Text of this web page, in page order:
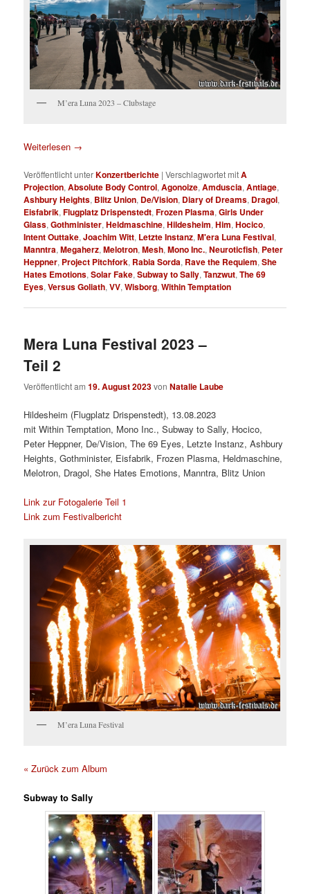
M’era Luna 2023 – Clubstage
Weiterlesen →
Veröffentlicht unterKonzertberichte |Verschlagwortet mitA
Projection,Absolute Body Control,Agonoize,Amduscia,Antiage,
Ashbury Heights, Blitz Union, De/Vision, Diary of Dreams, Dragol,
Eisfabrik,Flugplatz Drispenstedt,Frozen Plasma,Girls Under
Glass,Gothminister,Heldmaschine,Hildesheim,Him,Hocico,
Intent Outtake,Joachim Witt, Letzte Instanz,M'era Luna Festival,
Manntra,Megaherz,Melotron,Mesh,Mono Inc.,Neuroticfish, Peter
Heppner, Project Pitchfork, Rabia Sorda, Rave the Requiem,She
Hates Emotions,Solar Fake,Subway to Sally,Tanzwut,The 69
Eyes,Versus Goliath,VV,Wisborg,Within Temptation
Mera Luna Festival 2023 –
Teil 2
Veröffentlicht am19. August 2023vonNatalie Laube
Hildesheim (Flugplatz Drispenstedt), 13.08.2023
mit Within Temptation, Mono Inc., Subway to Sally, Hocico,
Peter Heppner, De/Vision, The 69 Eyes, Letzte Instanz, Ashbury
Heights, Gothminister, Eisfabrik, Frozen Plasma, Heldmaschine,
Melotron, Dragol, She Hates Emotions, Manntra, Blitz Union
Link zur Fotogalerie Teil 1
Link zum Festivalbericht
M’era Luna Festival
« Zurück zum Album
Subway to Sally